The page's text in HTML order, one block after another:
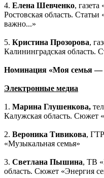
4. Елена Шевченко,
Ростовская область.
важно...»
5. Кристина Прозорова,
Калининградская область.
Номинация «Моя семья —
Электронные медиа
1. Марина Глушенкова,
Калужская область. Сюжет
2. Вероника Тивикова,
«Музыкальная семья»
3. Светлана Пышина, ТВ
область. Сюжет «Энергия